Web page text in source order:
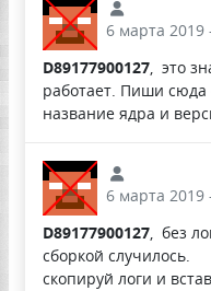
6 марта 2019
D89177900127, это
работает. Пиши сюда
название ядра и
6 марта 2019
D89177900127, без
сборкой случилось.
скопируй логи и